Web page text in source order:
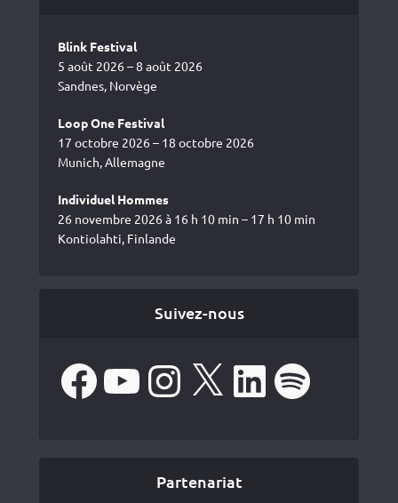
Blink Festival
5 août 2026 – 8 août 2026
Sandnes, Norvège
Loop One Festival
17 octobre 2026 – 18 octobre 2026
Munich, Allemagne
Individuel Hommes
26 novembre 2026 à 16 h 10 min – 17 h 10 min
Kontiolahti, Finlande
Suivez-nous
Facebook Instagram LinkedIn Spotify
Partenariat